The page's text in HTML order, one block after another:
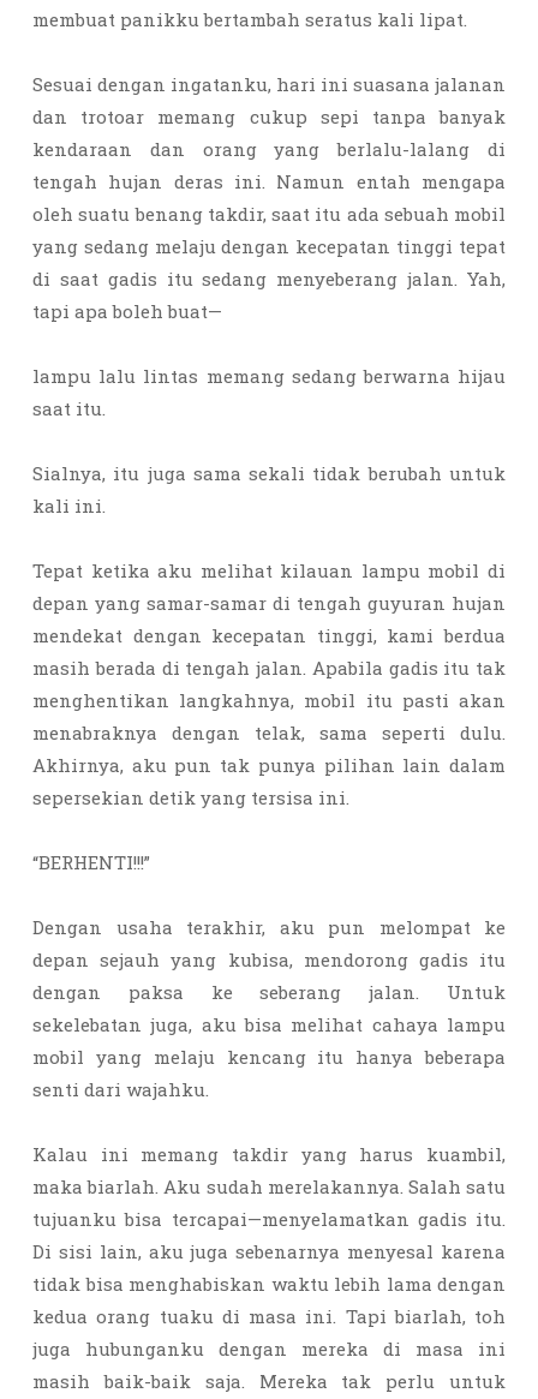
membuat panikku bertambah seratus kali lipat.
Sesuai dengan ingatanku, hari ini suasana jalanan
dan trotoar memang cukup sepi tanpa banyak
kendaraan dan orang yang berlalu-lalang di
tengah hujan deras ini. Namun entah mengapa
oleh suatu benang takdir, saat itu ada sebuah mobil
yang sedang melaju dengan kecepatan tinggi tepat
di saat gadis itu sedang menyeberang jalan. Yah,
tapi apa boleh buat—
lampu lalu lintas memang sedang berwarna hijau
saat itu.
Sialnya, itu juga sama sekali tidak berubah untuk
kali ini.
Tepat ketika aku melihat kilauan lampu mobil di
depan yang samar-samar di tengah guyuran hujan
mendekat dengan kecepatan tinggi, kami berdua
masih berada di tengah jalan. Apabila gadis itu tak
menghentikan langkahnya, mobil itu pasti akan
menabraknya dengan telak, sama seperti dulu.
Akhirnya, aku pun tak punya pilihan lain dalam
sepersekian detik yang tersisa ini.
“BERHENTI!!!”
Dengan usaha terakhir, aku pun melompat ke
depan sejauh yang kubisa, mendorong gadis itu
dengan paksa ke seberang jalan. Untuk
sekelebatan juga, aku bisa melihat cahaya lampu
mobil yang melaju kencang itu hanya beberapa
senti dari wajahku.
Kalau ini memang takdir yang harus kuambil,
maka biarlah. Aku sudah merelakannya. Salah satu
tujuanku bisa tercapai—menyelamatkan gadis itu.
Di sisi lain, aku juga sebenarnya menyesal karena
tidak bisa menghabiskan waktu lebih lama dengan
kedua orang tuaku di masa ini. Tapi biarlah, toh
juga hubunganku dengan mereka di masa ini
masih baik-baik saja. Mereka tak perlu untuk